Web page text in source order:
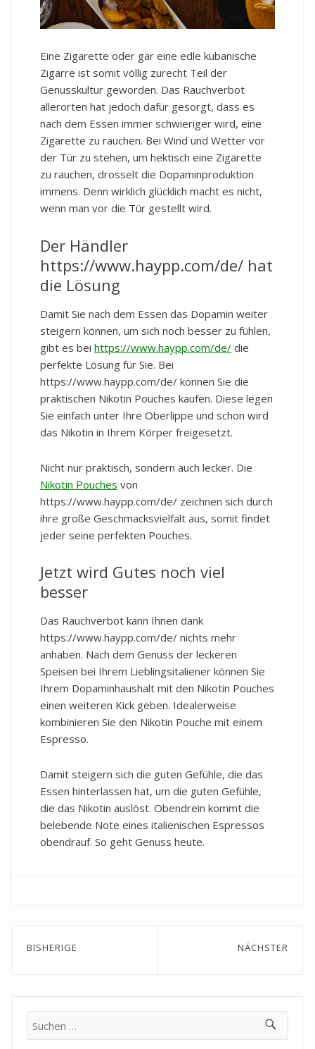
Eine Zigarette oder gar eine edle kubanische
Zigarre ist somit völlig zurecht Teil der
Genusskultur geworden. Das Rauchverbot
allerorten hat jedoch dafür gesorgt, dass es
nach dem Essen immer schwieriger wird, eine
Zigarette zu rauchen. Bei Wind und Wetter vor
der Tür zu stehen, um hektisch eine Zigarette
zu rauchen, drosselt die Dopaminproduktion
immens. Denn wirklich glücklich macht es nicht,
wenn man vor die Tür gestellt wird.
Der Händler
https://www.haypp.com/de/ hat
die Lösung
Damit Sie nach dem Essen das Dopamin weiter
steigern können, um sich noch besser zu fühlen,
gibt es bei https://www.haypp.com/de/ die
perfekte Lösung für Sie. Bei
https://www.haypp.com/de/ können Sie die
praktischen Nikotin Pouches kaufen. Diese legen
Sie einfach unter Ihre Oberlippe und schon wird
das Nikotin in Ihrem Körper freigesetzt.
Nicht nur praktisch, sondern auch lecker. Die
Nikotin Pouches von
https://www.haypp.com/de/ zeichnen sich durch
ihre große Geschmacksvielfalt aus, somit findet
jeder seine perfekten Pouches.
Jetzt wird Gutes noch viel
besser
Das Rauchverbot kann Ihnen dank
https://www.haypp.com/de/ nichts mehr
anhaben. Nach dem Genuss der leckeren
Speisen bei Ihrem Lieblingsitaliener können Sie
Ihrem Dopaminhaushalt mit den Nikotin Pouches
einen weiteren Kick geben. Idealerweise
kombinieren Sie den Nikotin Pouche mit einem
Espresso.
Damit steigern sich die guten Gefühle, die das
Essen hinterlassen hat, um die guten Gefühle,
die das Nikotin auslöst. Obendrein kommt die
belebende Note eines italienischen Espressos
obendrauf. So geht Genuss heute.
Beitragsnavigation
BISHERIGE NÄCHSTER
Suche